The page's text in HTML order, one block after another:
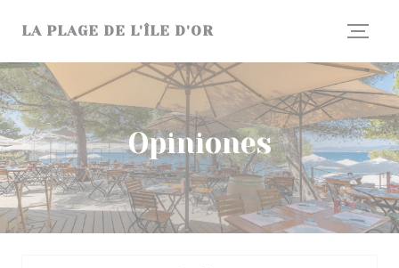
LA PLAGE DE L'ÎLE D'OR
Opiniones